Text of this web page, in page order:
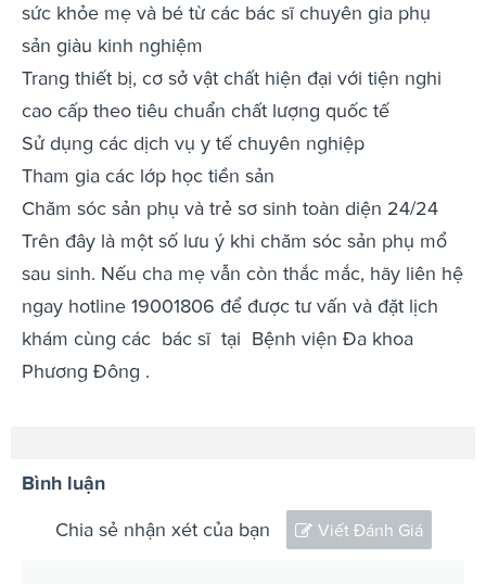
sức khỏe mẹ và bé từ các bác sĩ chuyên gia phụ
sản giàu kinh nghiệm
Trang thiết bị, cơ sở vật chất hiện đại với tiện nghi
cao cấp theo tiêu chuẩn chất lượng quốc tế
Sử dụng các dịch vụ y tế chuyên nghiệp
Tham gia các lớp học tiền sản
Chăm sóc sản phụ và trẻ sơ sinh toàn diện 24/24
Trên đây là một số lưu ý khi chăm sóc sản phụ mổ
sau sinh. Nếu cha mẹ vẫn còn thắc mắc, hãy liên hệ
ngay hotline 19001806 để được tư vấn và đặt lịch
khám cùng các bác sĩ tại Bệnh viện Đa khoa
Phương Đông .
Bình luận
Chia sẻ nhận xét của bạn Viết Đánh Giá